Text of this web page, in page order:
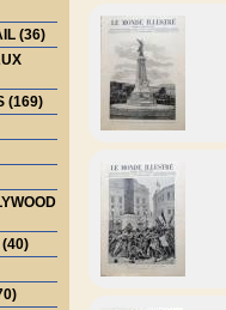
(36)
(169)